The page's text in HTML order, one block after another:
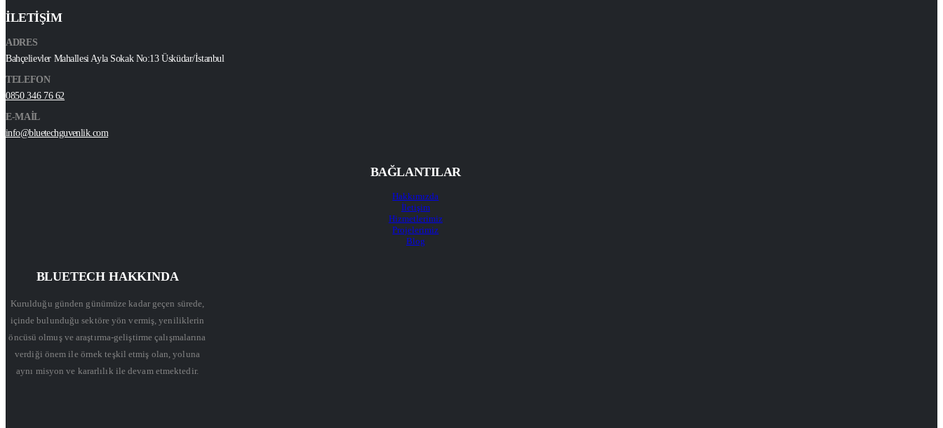
İLETİŞİM
ADRES
Bahçelievler Mahallesi Ayla Sokak No:13 Üsküdar/İstanbul
TELEFON
0850 346 76 62
E-MAİL
info@bluetechguvenlik.com
BAĞLANTILAR
Hakkımızda
İletişim
Hizmetlerimiz
Projelerimiz
Blog
BLUETECH HAKKINDA
Kurulduğu günden günümüze kadar geçen sürede,
içinde bulunduğu sektöre yön vermiş, yeniliklerin
öncüsü olmuş ve araştırma-geliştirme çalışmalarına
verdiği önem ile örnek teşkil etmiş olan, yoluna
aynı misyon ve kararlılık ile devam etmektedir.